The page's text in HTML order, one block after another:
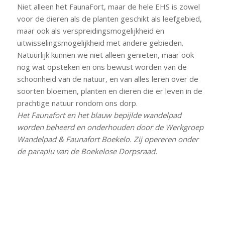
Niet alleen het FaunaFort, maar de hele EHS is zowel
voor de dieren als de planten geschikt als leefgebied,
maar ook als verspreidingsmogelijkheid en
uitwisselingsmogelijkheid met andere gebieden.
Natuurlijk kunnen we niet alleen genieten, maar ook
nog wat opsteken en ons bewust worden van de
schoonheid van de natuur, en van alles leren over de
soorten bloemen, planten en dieren die er leven in de
prachtige natuur rondom ons dorp.
Het Faunafort en het blauw bepijlde wandelpad
worden beheerd en onderhouden door de Werkgroep
Wandelpad & Faunafort Boekelo. Zij opereren onder
de paraplu van de Boekelose Dorpsraad.